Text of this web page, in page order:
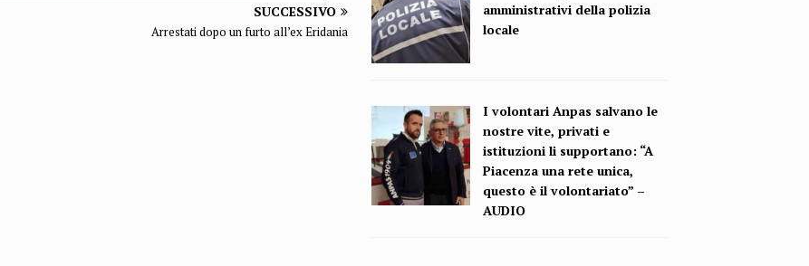
SUCCESSIVO
Arrestati dopo un furto all’ex Eridania
amministrativi della polizia
locale
I volontari Anpas salvano le
nostre vite, privati e
istituzioni li supportano: “A
Piacenza una rete unica,
questo è il volontariato” –
AUDIO